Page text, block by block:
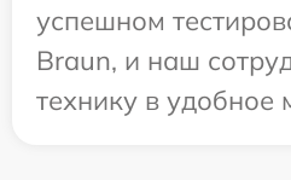
успешном
Braun, и наш
технику в удобное